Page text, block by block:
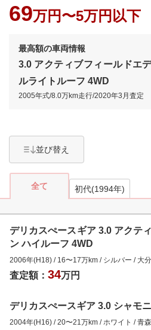
69万円〜5万円以下
最高額の車両情報
3.0 アクティブフィールドエ
ルライトルーフ 4WD
2005年式/8.0万km走行/2020年3月査定
並び替え
全て 初代(1994年)
デリカスぺースギア 3.0 アクテ
ン ハイルーフ 4WD
2006年(H18) / 16〜17万km / シルバー / 大
査定額： 34万円
デリカスぺースギア 3.0 シャモ
2004年(H16) /20〜21 万km / ホワイト /青